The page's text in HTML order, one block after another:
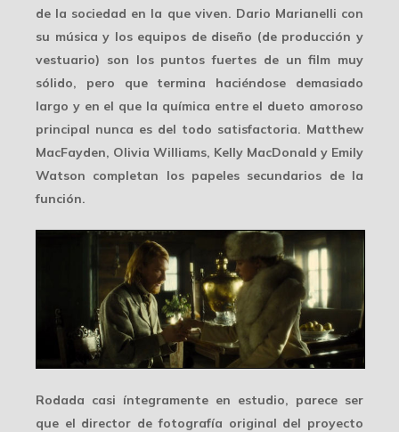
de la sociedad en la que viven. Dario Marianelli con
su música y los equipos de diseño (de producción y
vestuario) son los puntos fuertes de un film muy
sólido, pero que termina haciéndose demasiado
largo y en el que la química entre el dueto amoroso
principal nunca es del todo satisfactoria. Matthew
MacFayden, Olivia Williams, Kelly MacDonald y Emily
Watson completan los papeles secundarios de la
función.
Rodada casi íntegramente en estudio, parece ser
que el director de fotografía original del proyecto